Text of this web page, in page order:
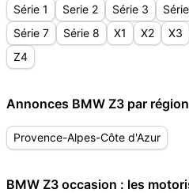
Série 1
Serie 2 Série 3
Série 7
Série 8 X1 X2 X3
Z4
Annonces BMW Z3 par région
Provence-Alpes-Côte d'Azur
BMW Z3 occasion : les